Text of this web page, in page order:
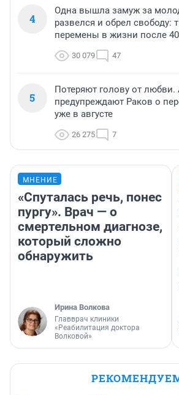
4
Одна вышла замуж за
развелся и обрел
перемены в жизни после
30 079 47
5
Потеряют голову от любви.
предупреждают Раков о
уже в августе
26 275 7
МНЕНИЕ
«Спуталась речь, понес
пургу». Врач — о
смертельном диагнозе,
который сложно
обнаружить
Ирина Волкова
Главврач клиники
«Реабилитация доктора
Волковой»